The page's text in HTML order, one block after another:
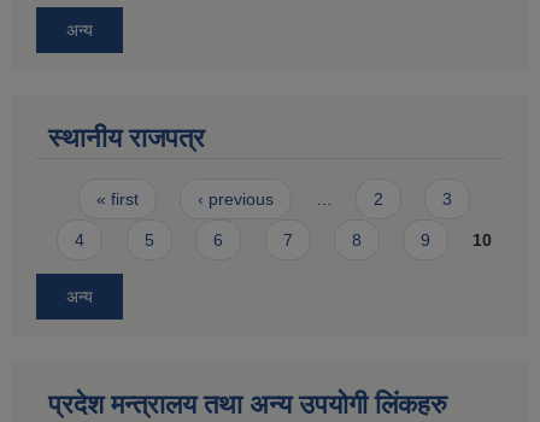
अन्य
स्थानीय राजपत्र
Pages
« first ‹ previous 2 3
4 5 6 7 8 9 10
अन्य
प्रदेश मन्त्रालय तथा अन्य उपयोगी लिंकहरु